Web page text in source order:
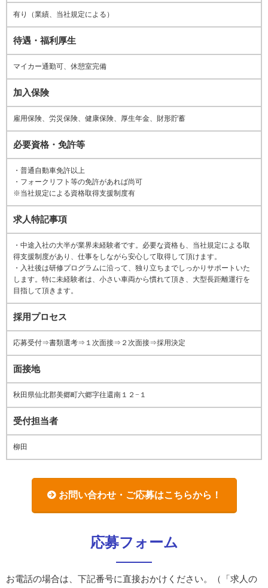
有り（業績、当社規定による）
待遇・福利厚生
マイカー通勤可、休憩室完備
加入保険
雇用保険、労災保険、健康保険、厚生年金、財形貯蓄
必要資格・免許等
・普通自動車免許以上
・フォークリフト等の免許があれば尚可
※当社規定による資格取得支援制度有
求人特記事項
・中途入社の大半が業界未経験者です。必要な資格も、当社規定による取
得支援制度があり、仕事をしながら安心して取得して頂けます。
・入社後は研修プログラムに沿って、独り立ちまでしっかりサポートいた
します。特に未経験者は、小さい車両から慣れて頂き、大型長距離運行を
目指して頂きます。
採用プロセス
応募受付⇒書類選考⇒１次面接⇒２次面接⇒採用決定
面接地
秋田県仙北郡美郷町六郷字往還南１２−１
受付担当者
柳田
お問い合わせ・ご応募はこちらから！
応募フォーム
お電話の場合は、下記番号に直接おかけください。（「求人の